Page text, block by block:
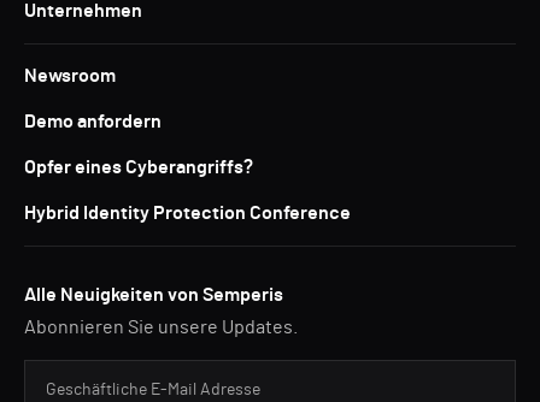
Unternehmen
Newsroom
Demo anfordern
Opfer eines Cyberangriffs?
Hybrid Identity Protection Conference
Alle Neuigkeiten von Semperis
Abonnieren Sie unsere Updates.